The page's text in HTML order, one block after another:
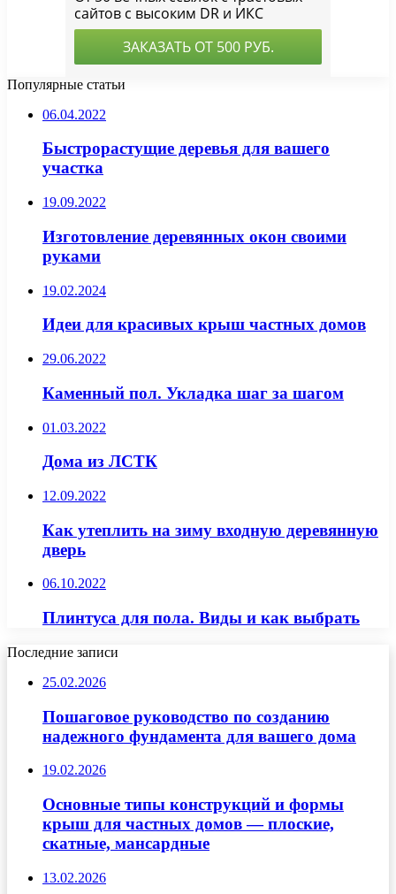
Популярные статьи
06.04.2022
Быстрорастущие деревья для вашего
участка
19.09.2022
Изготовление деревянных окон своими
руками
19.02.2024
Идеи для красивых крыш частных домов
29.06.2022
Каменный пол. Укладка шаг за шагом
01.03.2022
Дома из ЛСТК
12.09.2022
Как утеплить на зиму входную деревянную
дверь
06.10.2022
Плинтуса для пола. Виды и как выбрать
Последние записи
25.02.2026
Пошаговое руководство по созданию
надежного фундамента для вашего дома
19.02.2026
Основные типы конструкций и формы
крыш для частных домов — плоские,
скатные, мансардные
13.02.2026